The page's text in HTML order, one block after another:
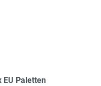
Paletten